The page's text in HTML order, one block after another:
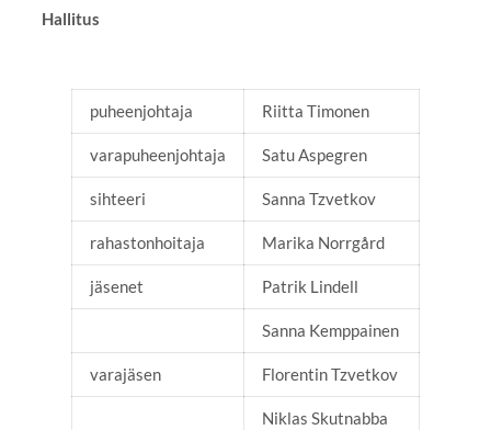
Hallitus
puheenjohtaja Riitta Timonen
varapuheenjohtaja Satu Aspegren
sihteeri Sanna Tzvetkov
rahastonhoitaja Marika Norrgård
jäsenet Patrik Lindell
Sanna Kemppainen
varajäsen Florentin Tzvetkov
Niklas Skutnabba